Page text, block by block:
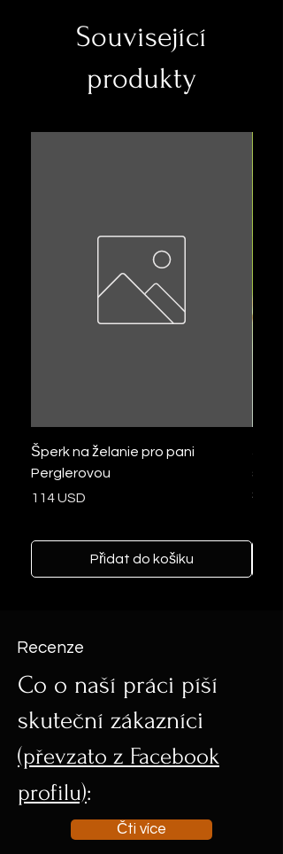
Recenze
Co o naší práci píší
skuteční zákazníci
(převzato z Facebook
profilu):
Čti více
Související
produkty
Šperk na želanie pro pani
Perglerovou
Cena
114 USD
Přidat do košíku